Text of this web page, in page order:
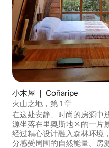
小木屋 ｜ Coñaripe
火山之地，第 1 章
在这处安静、时尚的房源中
源坐落在里奥斯地区的一片
经过精心设计融入森林环境
分感受周围的自然能量。房